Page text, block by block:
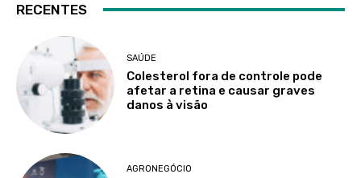
RECENTES
SAÚDE
Colesterol fora de controle pode
afetar a retina e causar graves
danos à visão
AGRONEGÓCIO